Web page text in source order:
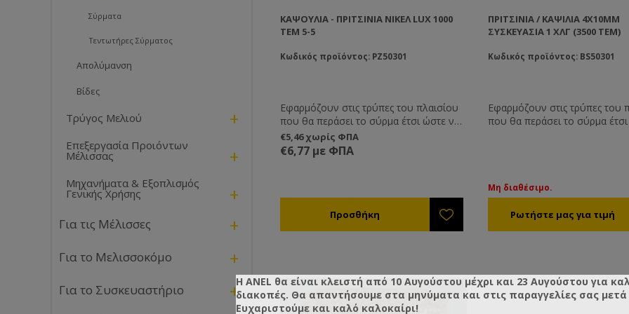
KΑΨΟΎΛΙΑ - ΠΡΙΤΣΊΝΙΑ ΝΙΚΕΛ LUX 1000
ΤΕΜ 5-5
Κωδικός προϊόντος: PZ50301
Εφαρμόζουν στις τρύπες του πλαισίου
που θα περάσει το σύρμα έτσι ώστε να
μη σκιστεί το ξύλο. Το σύρμα των
πλαισίων λόγω του τεντώματος και
λόγω του βάρους της κηρήθρας έχει την
καταστρέφεται.
€5,46 χωρίς ΦΠΑ
€6,77 με ΦΠΑ
ΠΡΙΤΣΊΝΙΑ / ΚΑΨΊΛΙΑ 4X10MM
ΣΥΣΚΕΥΑΣΊΑ 1 ΧΛΓ (3500 ΤΕΜ)
Κωδικός προϊόντος: BS50301
Εφαρμόζουν στις τρύπες του
που θα περάσει το σύρμα
το σύρμα χαλαρώνει και η
καταστρέφεται.
Μη διαθέσιμο.
Σύρματα
Τεντωτήρες Σύρματος
Απολύμανση
Βίδες
Τρύγος Μελιού +
Επεξεργασία Προιόντων
Μέλισσας +
Μηχανήματα & Εξοπλισμός
Γενικής Χρήσης +
Για τις Μέλισσες +
Για το Μελισσοκόμο +
Για το Συσκευαστήριο +Η ANEL θα είναι κλειστή από 10 Αυγούστου μέχρι και 23 Αυγούστου για
διακοπές. Θα απαντήσουμε στα μηνύματα και στις παραγγελίες σας μετά
Ευχαριστούμε και καλό καλοκαίρι!